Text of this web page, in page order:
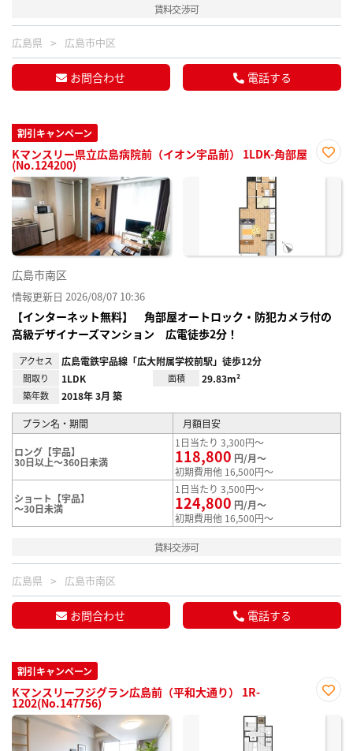
賃料交渉可
広島県 広島市中区
お問合わせ 電話する
割引キャンペーン
Kマンスリー県立広島病院前（イオン宇品前） 1LDK-角部屋
(No.124200)
に入
広島市南区
情報更新日 2026/08/07 10:36
【インターネット無料】 角部屋オートロック・防犯カメラ付の
高級デザイナーズマンション 広電徒歩2分！
アクセス 広島電鉄宇品線「広大附属学校前駅」徒歩12分
間取り 1LDK 面積 29.83m²
築年数 2018年 3月 築
プラン名・期間 月額目安
ロング【宇品】
30日以上～360日未満
1日当たり 3,300円～
118,800 円/月～
初期費用他 16,500円～
ショート【宇品】
～30日未満
1日当たり 3,500円～
124,800 円/月～
初期費用他 16,500円～
賃料交渉可
広島県 広島市南区
お問合わせ 電話する
割引キャンペーン
Kマンスリーフジグラン広島前（平和大通り） 1R-
1202(No.147756)
に入